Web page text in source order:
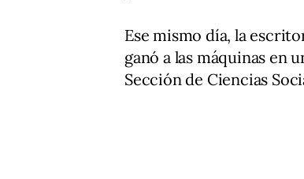
Ese mismo día, la
ganó a las máquinas en
Sección de Ciencias